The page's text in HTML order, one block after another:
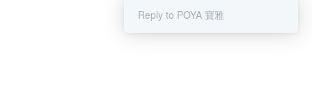
Reply to POYA 寶雅